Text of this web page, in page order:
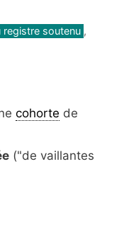
soutenu ,
cohorte de
("de vaillantes